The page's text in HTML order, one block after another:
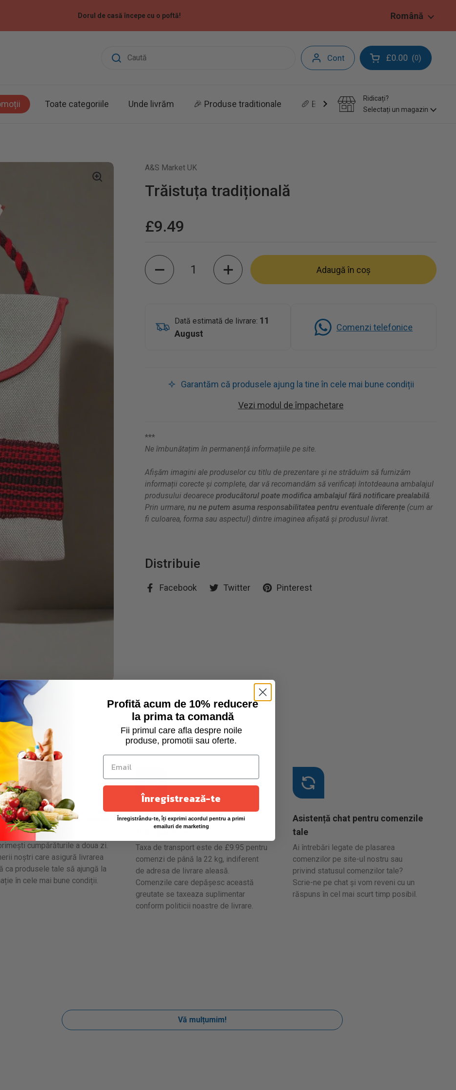
Dorul de casă începe cu o poftă! Limbă
Română
Cont Deschide coșul
£0.00 (0)
Toate categoriile Unde livrăm 🎉 Produse traditionale 🥖 Brutarie&Patiserie
Ridicați?
Selectați un magazin
A&S Market UK
Trăistuța tradițională
£9.49
Cantitate
Adaugă în coș
Dată estimată de livrare: 11
August
Comenzi telefonice
Garantăm că produsele ajung la tine în cele mai bune condiții
Vezi modul de împachetare
***
Ne îmbunătațim în permanență informațiile pe site.
Afișăm imagini ale produselor cu titlu de prezentare și ne străduim să furnizăm
informații corecte și complete, dar vă recomandăm să verificați întotdeauna ambalajul
produsului deoarece producătorul poate modifica ambalajul fără notificare prealabilă.
Prin urmare, nu ne putem asuma responsabilitatea pentru eventuale diferențe (cum ar
fi culoarea, forma sau aspectul) dintre imaginea afișată și produsul livrat.
Distribuie
Facebook Twitter Pinterest
în siguranță la tine acasă
de luni până joi până în ora
cumpărăturile a doua zi.
noștri care asigură livrarea
ca produsele tale să ajungă la
în cele mai bune condiții.
Costuri de transport
Taxa de transport este de £9.95 pentru
comenzi de până la 22 kg, indiferent
de adresa de livrare aleasă.
Comenzile care depășesc această
greutate se taxeaza suplimentar
conform politicii noastre de livrare.
Asistență chat pentru comenzile
tale
Ai întrebări legate de plasarea
comenzilor pe site-ul nostru sau
privind statusul comenzilor tale?
Scrie-ne pe chat și vom reveni cu un
răspuns în cel mai scurt timp posibil.
Profită acum de 10% reducere
la prima ta comandă
Fii primul care afla despre noile
produse, promotii sau oferte.
Înregistrează-te
Înregistrându-te, îți exprimi acordul pentru a primi
emailuri de marketing